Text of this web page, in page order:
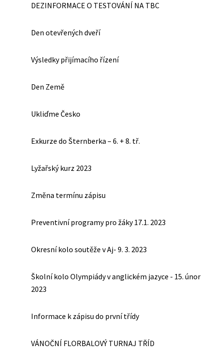
DEZINFORMACE O TESTOVÁNÍ NA TBC
Den otevřených dveří
Výsledky přijímacího řízení
Den Země
Ukliďme Česko
Exkurze do Šternberka – 6. + 8. tř.
Lyžařský kurz 2023
Změna termínu zápisu
Preventivní programy pro žáky 17.1. 2023
Okresní kolo soutěže v Aj- 9. 3. 2023
Školní kolo Olympiády v anglickém jazyce - 15. únor
2023
Informace k zápisu do první třídy
VÁNOČNÍ FLORBALOVÝ TURNAJ TŘÍD